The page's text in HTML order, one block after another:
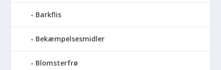
Barkflis
Bekæmpelsesmidler
Blomsterfrø